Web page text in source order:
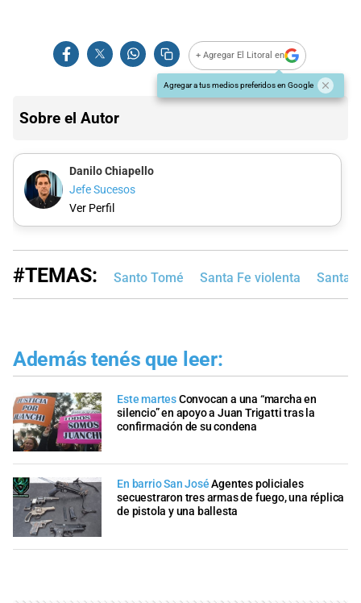
+ Agregar El Litoral en
Agregar a tus medios preferidos en Google
Sobre el Autor
Danilo Chiapello
Jefe Sucesos
Ver Perfil
#TEMAS: Santo Tomé Santa Fe violenta Santa
Además tenés que leer:
Este martesConvocan a una “marcha en
silencio” en apoyo a Juan Trigatti tras la
confirmación de su condena
En barrio San José Agentes policiales
secuestraron tres armas de fuego, una réplica
de pistola y una ballesta